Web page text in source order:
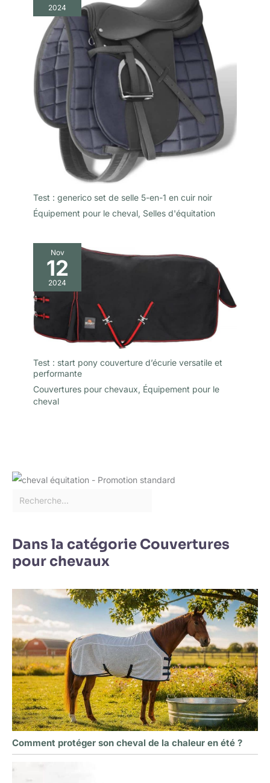
2024
Test : generico set de selle 5-en-1 en cuir noir
Équipement pour le cheval, Selles d'équitation
Nov
12
2024
Test : start pony couverture d’écurie versatile et
performante
Couvertures pour chevaux, Équipement pour le
cheval
Dans la catégorie Couvertures
pour chevaux
Comment protéger son cheval de la chaleur en été ?